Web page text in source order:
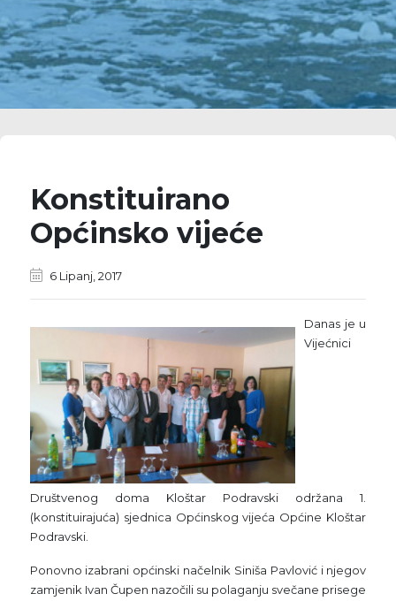
Konstituirano
Općinsko vijeće
6 Lipanj, 2017
Danas je u
Vijećnici
Društvenog doma Kloštar Podravski održana 1.
(konstituirajuća) sjednica Općinskog vijeća Općine Kloštar
Podravski.
Ponovno izabrani općinski načelnik Siniša Pavlović i njegov
zamjenik Ivan Čupen nazočili su polaganju svečane prisege